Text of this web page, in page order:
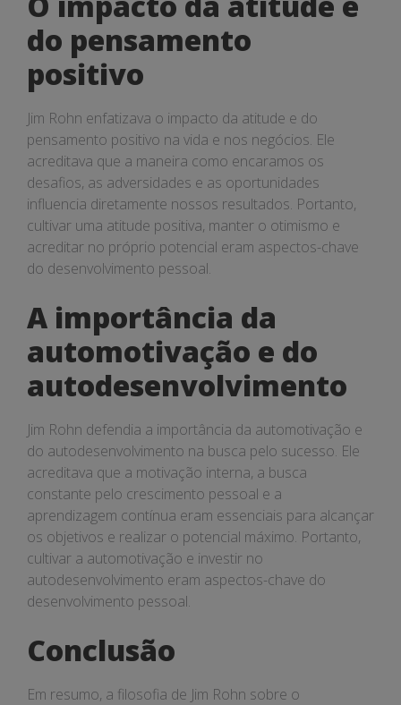
do pensamento
positivo
Jim Rohn enfatizava o impacto da atitude e do
pensamento positivo na vida e nos negócios. Ele
acreditava que a maneira como encaramos os
desafios, as adversidades e as oportunidades
influencia diretamente nossos resultados. Portanto,
cultivar uma atitude positiva, manter o otimismo e
acreditar no próprio potencial eram aspectos-chave
do desenvolvimento pessoal.
A importância da
automotivação e do
autodesenvolvimento
Jim Rohn defendia a importância da automotivação e
do autodesenvolvimento na busca pelo sucesso. Ele
acreditava que a motivação interna, a busca
constante pelo crescimento pessoal e a
aprendizagem contínua eram essenciais para alcançar
os objetivos e realizar o potencial máximo. Portanto,
cultivar a automotivação e investir no
autodesenvolvimento eram aspectos-chave do
desenvolvimento pessoal.
Conclusão
Em resumo, a filosofia de Jim Rohn sobre o